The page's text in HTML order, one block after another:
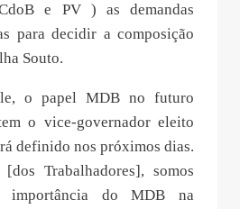
e PV ) as demandas
para decidir a composição
Souto.
o papel MDB no futuro
o vice-governador eleito
definido nos próximos dias.
Trabalhadores], somos
importância do MDB na